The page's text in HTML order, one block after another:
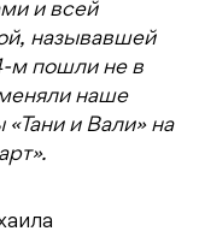
и всей
называвшей
м пошли не в
наше
и Вали» на